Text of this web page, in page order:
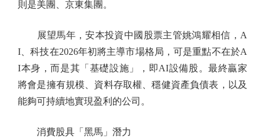
則是美團、京東集團。
展望馬年，安本投資中國股票主管姚鴻耀相信，A
I、科技在2026年初將主導市場格局，可是重點不在於A
I本身，而是其「基礎設施」，即AI設備股。最終贏家
將會是擁有規模、資料存取權、穩健資產負債表，以及
能夠可持續地實現盈利的公司。
消費股具「黑馬」潛力